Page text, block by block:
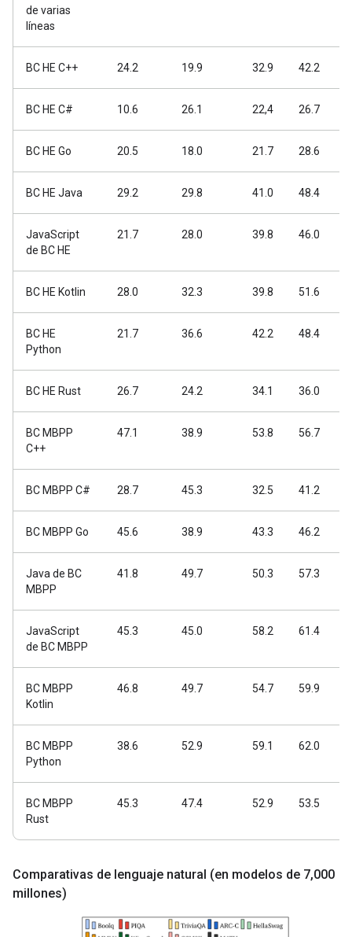
de varias
líneas
BC HE C++ 24.2 19.9 32.9 42.2
BC HE C# 10.6 26.1 22,4 26.7
BC HE Go 20.5 18.0 21.7 28.6
BC HE Java 29.2 29.8 41.0 48.4
JavaScript
de BC HE
21.7 28.0 39.8 46.0
BC HE Kotlin 28.0 32.3 39.8 51.6
BC HE
Python
21.7 36.6 42.2 48.4
BC HE Rust 26.7 24.2 34.1 36.0
BC MBPP
C++
47.1 38.9 53.8 56.7
BC MBPP C# 28.7 45.3 32.5 41.2
BC MBPP Go 45.6 38.9 43.3 46.2
Java de BC
MBPP
41.8 49.7 50.3 57.3
JavaScript
de BC MBPP
45.3 45.0 58.2 61.4
BC MBPP
Kotlin
46.8 49.7 54.7 59.9
BC MBPP
Python
38.6 52.9 59.1 62.0
BC MBPP
Rust
45.3 47.4 52.9 53.5
Comparativas de lenguaje natural (en modelos de 7,000
millones)